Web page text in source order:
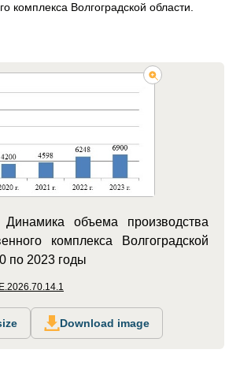
комплекса Волгоградской области.
объема производства
комплекса Волгоградской
по 2023 годы
Download image